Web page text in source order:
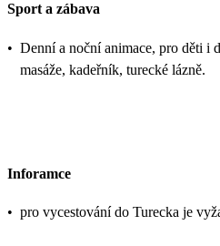
Sport a zábava
• Denní a noční animace, pro děti i
masáže, kadeřník, turecké lázně.
Inforamce
• pro vycestování do Turecka je